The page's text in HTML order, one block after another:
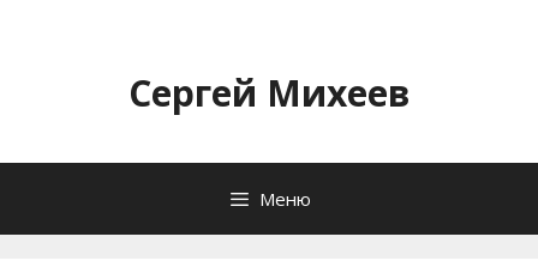
содержимомуСергей Михеев
Меню